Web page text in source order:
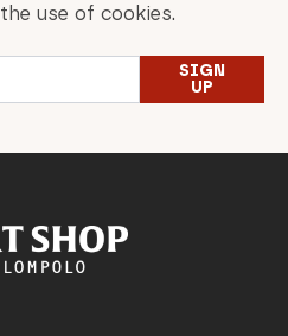
use of cookies.
SIGN
UP